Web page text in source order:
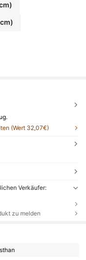
(Wert 32,07€)
Verkäufer:
zu melden